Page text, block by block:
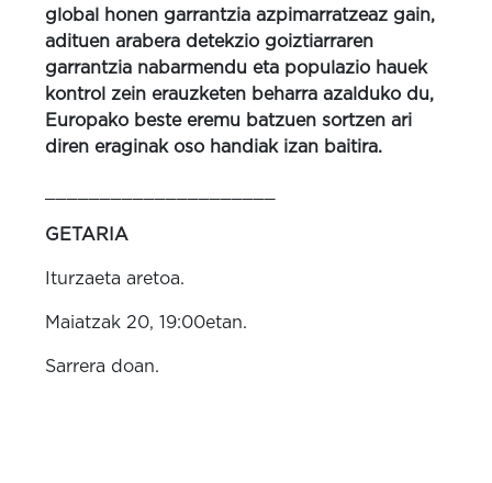
global honen garrantzia azpimarratzeaz gain,
adituen arabera detekzio goiztiarraren
garrantzia nabarmendu eta populazio hauek
kontrol zein erauzketen beharra azalduko du,
Europako beste eremu batzuen sortzen ari
diren eraginak oso handiak izan baitira.
GETARIA
Iturzaeta aretoa.
Maiatzak 20, 19:00etan.
Sarrera doan.